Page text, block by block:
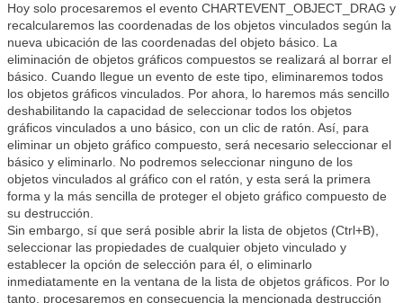
Hoy solo procesaremos el evento CHARTEVENT_OBJECT_DRAG y
recalcularemos las coordenadas de los objetos vinculados según la
nueva ubicación de las coordenadas del objeto básico. La
eliminación de objetos gráficos compuestos se realizará al borrar el
básico. Cuando llegue un evento de este tipo, eliminaremos todos
los objetos gráficos vinculados. Por ahora, lo haremos más sencillo
deshabilitando la capacidad de seleccionar todos los objetos
gráficos vinculados a uno básico, con un clic de ratón. Así, para
eliminar un objeto gráfico compuesto, será necesario seleccionar el
básico y eliminarlo. No podremos seleccionar ninguno de los
objetos vinculados al gráfico con el ratón, y esta será la primera
forma y la más sencilla de proteger el objeto gráfico compuesto de
su destrucción.
Sin embargo, sí que será posible abrir la lista de objetos (Ctrl+B),
seleccionar las propiedades de cualquier objeto vinculado y
establecer la opción de selección para él, o eliminarlo
inmediatamente en la ventana de la lista de objetos gráficos. Por lo
tanto, procesaremos en consecuencia la mencionada destrucción